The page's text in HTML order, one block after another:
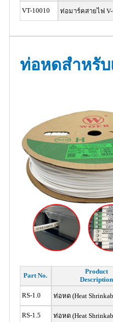
VT-10010 ท่อมาร์คสายไฟ V-
ท่อหดสำหรั
Part No.
Product
Description
RS-1.0 ท่อหด (Heat
RS-1.5 ท่อหด (Heat